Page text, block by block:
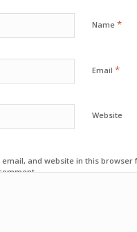
Name *
Email *
Website
email, and website in this browser